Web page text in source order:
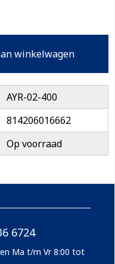
winkelwagen
AYR-02-400
814206016662
Op voorraad
6724
Ma t/m Vr 8:00 tot